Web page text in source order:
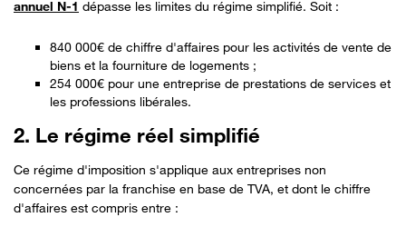
annuel N-1 dépasse les limites du régime simplifié. Soit :
840 000€ de chiffre d'affaires pour les activités de vente de
biens et la fourniture de logements ;
254 000€ pour une entreprise de prestations de services et
les professions libérales.
2. Le régime réel simplifié
Ce régime d'imposition s'applique aux entreprises non
concernées par la franchise en base de TVA, et dont le chiffre
d'affaires est compris entre :